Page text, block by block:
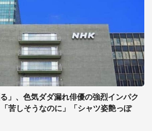
」、色気ダダ漏れ俳優の強烈インパク
苦しそうなのに」「シャツ姿艶っぽ